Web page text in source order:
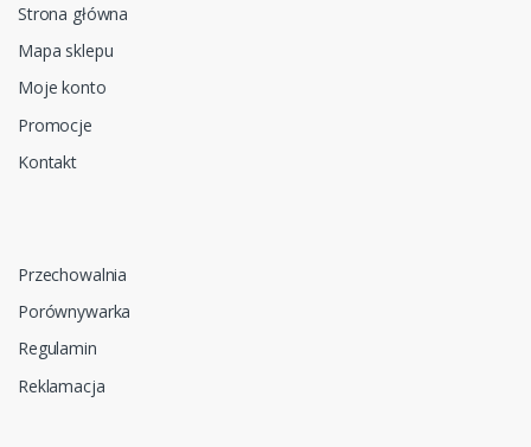
Strona główna
Mapa sklepu
Moje konto
Promocje
Kontakt
Przechowalnia
Porównywarka
Regulamin
Reklamacja